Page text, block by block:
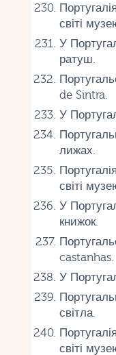
світі
У
ратуш.
de Sintra.
У
лижах.
світі
У
книжок.
castanhas.
У
світла.
світі